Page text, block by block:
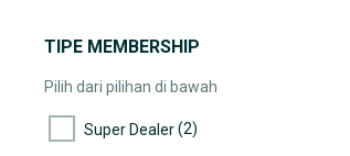
TIPE MEMBERSHIP
Pilih dari pilihan di bawah
Super Dealer(2)